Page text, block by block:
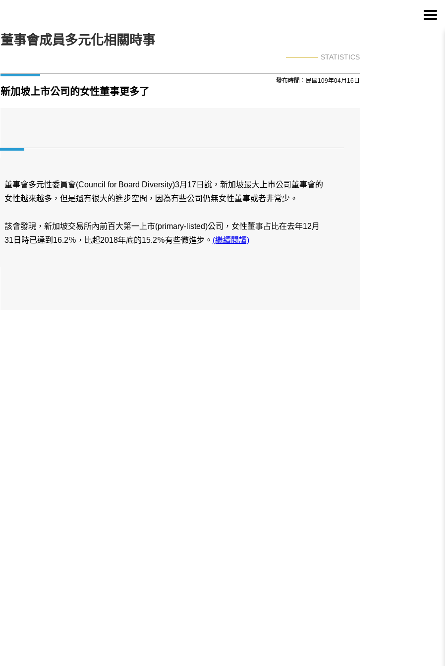
董事會成員多元化相關時事
STATISTICS
新加坡上市公司的女性董事更多了
發布時間：民國109年04月16日
董事會多元性委員會(Council for Board Diversity)3月17日說，新加坡最大上市公司董事會的
女性越來越多，但是還有很大的進步空間，因為有些公司仍無女性董事或者非常少。
該會發現，新加坡交易所內前百大第一上市(primary-listed)公司，女性董事占比在去年12月
31日時已達到16.2％，比起2018年底的15.2％有些微進步。 (繼續閱讀)